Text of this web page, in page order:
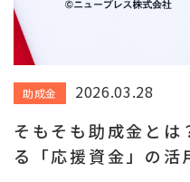
助成金 2026.03.28
そもそも助成金とは
る「応援資金」の活